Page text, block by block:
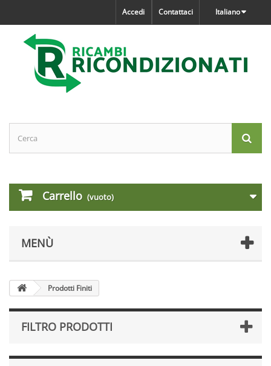
Italiano
Contattaci
Accedi
Carrello (vuoto)
MENÙ
Prodotti Finiti
FILTRO PRODOTTI